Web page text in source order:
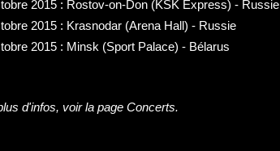
2015 : Rostov-on-Don (KSK Express) - Russie
2015 : Krasnodar (Arena Hall) - Russie
2015 : Minsk (Sport Palace) - Bélarus
d'infos, voir la page Concerts.